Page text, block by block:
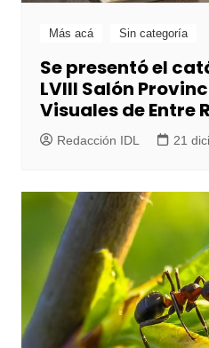
Más acá Sin categoría
Se presentó el
LVIII Salón
Visuales de Entre
Redacción IDL 21